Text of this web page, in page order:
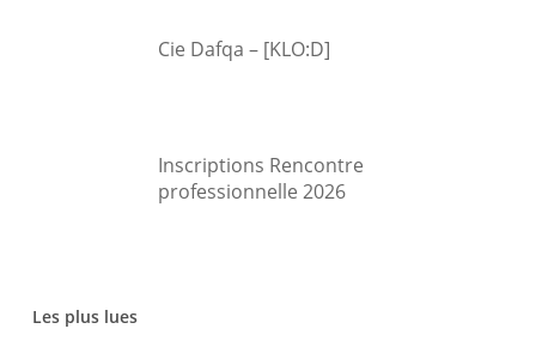
Cie Dafqa – [KLO:D]
Inscriptions Rencontre
professionnelle 2026
Les plus lues